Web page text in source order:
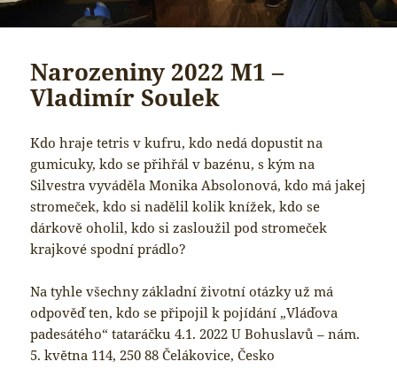
Narozeniny 2022 M1 –
Vladimír Soulek
Kdo hraje tetris v kufru, kdo nedá dopustit na
gumicuky, kdo se přihřál v bazénu, s kým na
Silvestra vyváděla Monika Absolonová, kdo má jakej
stromeček, kdo si nadělil kolik knížek, kdo se
dárkově oholil, kdo si zasloužil pod stromeček
krajkové spodní prádlo?
Na tyhle všechny základní životní otázky už má
odpověď ten, kdo se připojil k pojídání „Vláďova
padesátého“ tataráčku 4.1. 2022 U Bohuslavů – nám.
5. května 114, 250 88 Čelákovice, Česko